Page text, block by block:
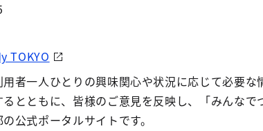
TOKYO
用者一人ひとりの興味関心や状況に応じて必要な
るとともに、皆様のご意見を反映し、「みんなで
の公式ポータルサイトです。